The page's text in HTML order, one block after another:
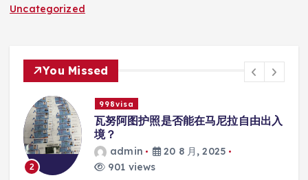
Uncategorized
You Missed
3
998visa
瓦努阿图护照是否能在马尼拉使用国际
学校的注册？
admin
20 8 月, 2025
816 views